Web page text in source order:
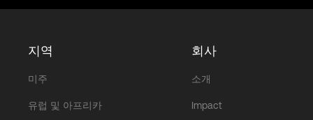
지역
미주
유럽 및 아프리카
회사
소개
Impact